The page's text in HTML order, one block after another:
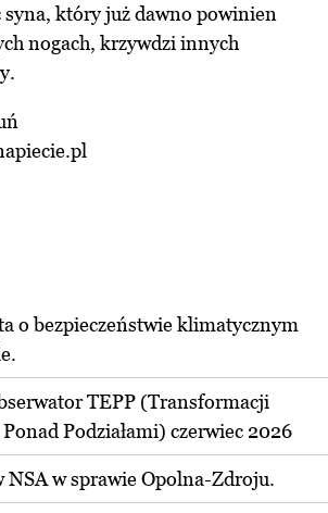
syna, który już dawno powinien
nogach, krzywdzi innych
o bezpieczeństwie klimatycznym
TEPP (Transformacji
Podziałami) czerwiec 2026
NSA w sprawie Opolna-Zdroju.